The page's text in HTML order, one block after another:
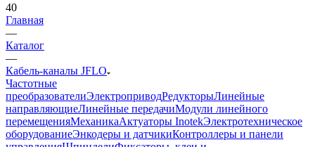
40
Главная
—
Каталог
—
Кабель-каналы JFLO
Частотные
преобразователиЭлектроприводРедукторыЛинейные
направляющиеЛинейные передачиМодули линейного
перемещенияМеханикаАктуаторы InotekЭлектротехническое
оборудованиеЭнкодеры и датчикиКонтроллеры и панели